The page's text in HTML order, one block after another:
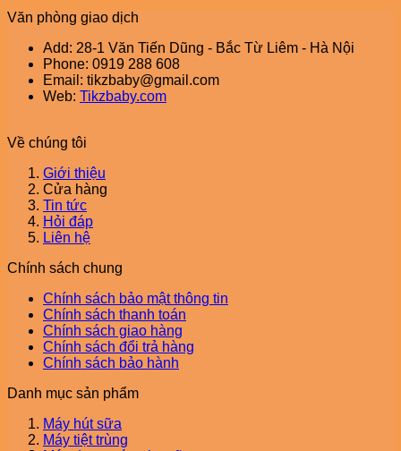
Văn phòng giao dịch
Add: 28-1 Văn Tiến Dũng - Bắc Từ Liêm - Hà Nội
Phone: 0919 288 608
Email: tikzbaby@gmail.com
Web: Tikzbaby.com
Về chúng tôi
Giới thiệu
Cửa hàng
Tin tức
Hỏi đáp
Liên hệ
Chính sách chung
Chính sách bảo mật thông tin
Chính sách thanh toán
Chính sách giao hàng
Chính sách đổi trả hàng
Chính sách bảo hành
Danh mục sản phẩm
Máy hút sữa
Máy tiệt trùng